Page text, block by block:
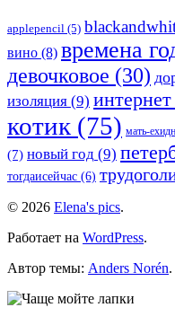
applepencil (5)
вино (8) времена
девочковое (30)
изоляция (9) интернет
котик (75) мать-
(7) новый год (9)
тогдаисейчас (6)
© 2026 Elena's pics.
Работает на WordPress.
Автор темы: Anders Norén.